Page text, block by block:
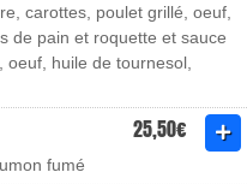
carottes, poulet grillé, oeuf,
de pain et roquette et sauce
huile de tournesol,
25,50€
fumé